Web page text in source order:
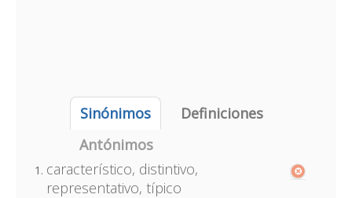
Sinónimos
Definiciones
Antónimos
característico, distintivo,
representativo, típico